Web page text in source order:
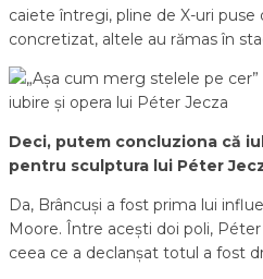
caiete întregi, pline de X-uri puse
concretizat, altele au rămas în
Deci, putem concluziona că
pentru sculptura lui Péter
Da, Brâncuși a fost prima lui
Moore. Între acești doi poli,
ceea ce a declanșat totul a fost